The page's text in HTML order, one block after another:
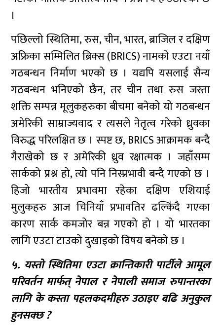
।
पछिल्लो स्थितिमा, रुस, चीन, भारत, ब्राजिल र दक्षिण
अफ्रिका सम्मिलित ब्रिक्स (BRICS) नामको एउटा नयाँ
गठबन्धन निर्माण भएको छ । यद्यपि यसलाई सैन्य
गठबन्धन भनिएको छैन, तर चीन तथा रुस जस्ता
शक्ति सम्पन्न मूलुकहरुका बीचमा बनेको यो गठबन्धन
अमेरिकी साम्राज्यवाद र त्यसले नेतृत्व गरेको ध्रुवका
विरुद्ध परिलक्षित छ । स्पष्ट छ, BRICS आक्रामक बन्दै
गैराखेको छ र अमेरिकी ध्रुव रक्षात्मक । जहाँसम्म
सार्कको प्रश्न हो, त्यो पनि निस्प्रभावी बन्दै गएको छ ।
हिजो भारतीय प्रभावमा रहेका दक्षिण एशियाई
मुलुकहरु आज चिनियाँ प्रभावतिर ढल्किंदै गएका
कारण सार्क कमजोर बन्न गएको हो । यो भारतका
लागि एउटा टाउको दुखाइको विषय बनेको छ ।
५. यस्तो स्थितिमा एउटा क्रान्तिकारी पार्टीले आमूल
परिवर्तन मार्फत् नेपाल र नेपाली समाज रुपान्तरका
लागि के कस्ता पहलकदमीहरु उठाइए बढि अनुकुल
हुनसक्छ ?